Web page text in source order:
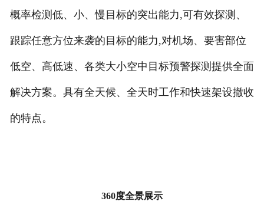
资讯中心
售后服务
关于我们
联系我们
概率检测低、小、慢目标的突出能力,可有效探测、
跟踪任意方位来袭的目标的能力,对机场、要害部位
低空、高低速、各类大小空中目标预警探测提供全面
解决方案。具有全天候、全天时工作和快速架设撤收
的特点。
360度全景展示